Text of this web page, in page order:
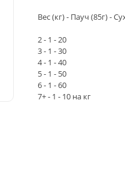
Вес (кг) - Пауч (85г) -
2 - 1 - 20
3 - 1 - 30
4 - 1 - 40
5 - 1 - 50
6 - 1 - 60
7+ - 1 - 10 на кг